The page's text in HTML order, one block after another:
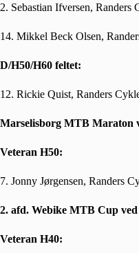
2. Sebastian Ifversen, Randers
14. Mikkel Beck Olsen,
D/H50/H60 feltet:
12. Rickie Quist, Randers
Marselisborg MTB Maraton
Veteran H50:
7. Jonny Jørgensen, Randers
2. afd. Webike MTB Cup ved
Veteran H40: